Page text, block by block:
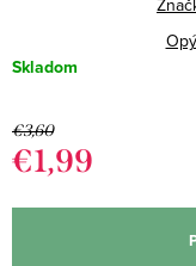
Skladom
€3,60
€1,99
cena: